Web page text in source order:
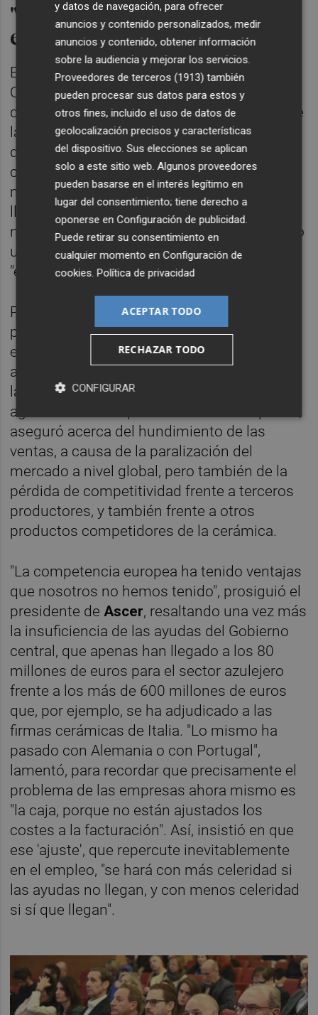
"Algo más ha de caer el
empleo"
En su intervención durante el balance en
Cevisama, y preguntado sobre la situación
del empleo y del sector azulejero y acerca de
las previsiones, aseguró que la competencia
desleal de productores extranjeros "que no
cumplen con las mismas reglas
medioambientales ni laborales" y "sin la
llegada de ayudas es imposible" mantener el
nivel de empleo. "Si el empleo 'solo' ha caído
un 12%", dijo en relación con la facturación,
"está claro que algo más tiene que caer".
Por ello, a su juicio, habrá más despidos
próximamente por la necesidad de las
empresas de ajustar la estructura de costes
a la facturación. "Para sobrevivir, si no llegan
las ayudas necesarias, es muy difícil
aguantar todo lo que acabamos de explicar",
aseguró acerca del hundimiento de las
ventas, a causa de la paralización del
mercado a nivel global, pero también de la
pérdida de competitividad frente a terceros
productores, y también frente a otros
productos competidores de la cerámica.
"La competencia europea ha tenido ventajas
que nosotros no hemos tenido", prosiguió el
presidente deAscer, resaltando una vez más
la insuficiencia de las ayudas del Gobierno
central, que apenas han llegado a los 80
millones de euros para el sector azulejero
frente a los más de 600 millones de euros
que, por ejemplo, se ha adjudicado a las
firmas cerámicas de Italia. "Lo mismo ha
pasado con Alemania o con Portugal",
lamentó, para recordar que precisamente el
problema de las empresas ahora mismo es
"la caja, porque no están ajustados los
costes a la facturación". Así, insistió en que
ese 'ajuste', que repercute inevitablemente
en el empleo, "se hará con más celeridad si
las ayudas no llegan, y con menos celeridad
si sí que llegan".
y datos de navegación, para ofrecer
anuncios y contenido personalizados, medir
anuncios y contenido, obtener información
sobre la audiencia y mejorar los servicios.
Proveedores de terceros (1913) también
pueden procesar sus datos para estos y
otros fines, incluido el uso de datos de
geolocalización precisos y características
del dispositivo. Sus elecciones se aplican
solo a este sitio web. Algunos proveedores
pueden basarse en el interés legítimo en
lugar del consentimiento; tiene derecho a
oponerse enConfiguración de publicidad
Puede retirar su consentimiento en
cualquier momento enConfiguración de
cookies .Política de privacidad
ACEPTAR TODO
RECHAZAR TODO
CONFIGURAR